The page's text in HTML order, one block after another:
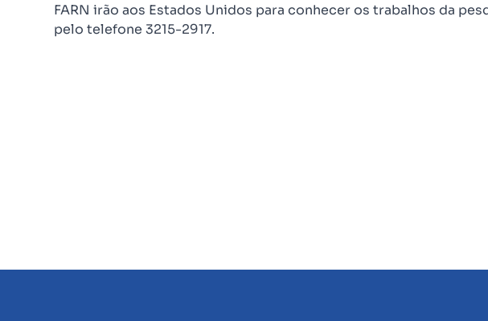
FARN irão aos Estados Unidos para conhecer os trabalhos da
pelo telefone 3215-2917.